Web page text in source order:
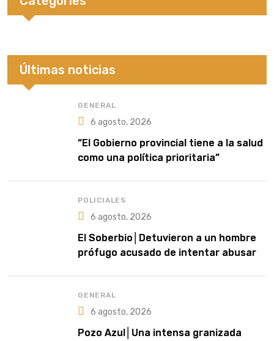
Últimas noticias
GENERAL
6 agosto, 2026
“El Gobierno provincial tiene a la salud
como una política prioritaria”
POLICIALES
6 agosto, 2026
El Soberbio│Detuvieron a un hombre
prófugo acusado de intentar abusar
GENERAL
6 agosto, 2026
Pozo Azul│Una intensa granizada